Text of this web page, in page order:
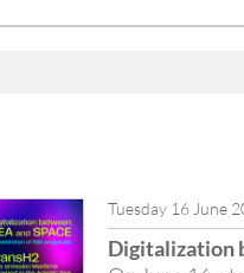
Tuesday 16 June
Digitalization